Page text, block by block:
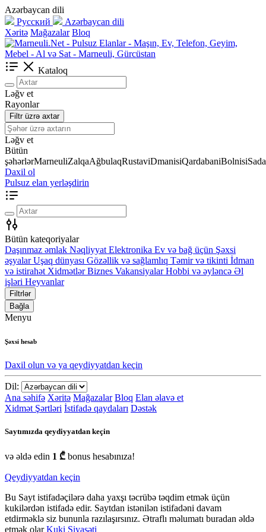
Azərbaycan dili
Русский
Azərbaycan dili
Xəritə Mağazalar Bloq
Kataloq
Ləğv et
Rayonlar
Filtr üzrə axtar
Ləğv et
Bütün
şəhərlərMarneuliZalqaAğbulaqRustaviDmanisiQardabaniBolnisi
Daxil ol
Pulsuz elan yerləşdirin
Bütün kateqoriyalar
Daşınmaz əmlak Nəqliyyat Elektronika Ev və bağ üçün Şəxsi
əşyalar Uşaq dünyası Gözəllik və sağlamlıq Təmir və tikinti İdman
və istirahət Xidmətlər Biznes Vakansiyalar Hobbi və əyləncə Əl
işləri Heyvanlar
Filtrlər
Bağla
Menyu
Şəxsi hesab
Daxil olun və ya qeydiyyatdan keçin
Dil:
Ana səhifə Xəritə Mağazalar Bloq Elan əlavə et
Xidmət Şərtləri İstifadə qaydaları Dəstək
Saytımızda qeydiyyatdan keçin
və əldə edin 1 ₾ bonus hesabınıza!
Qeydiyyatdan keçin
Bu Sayt istifadəçilərə daha yaxşı təcrübə təqdim etmək üçün
kukilərdən istifadə edir. Saytdan istənilən istifadəni davam
etdirməklə siz bununla razılaşırsınız. Ətraflı məlumatı buradan əldə
etmək olarKuki Siyasəti